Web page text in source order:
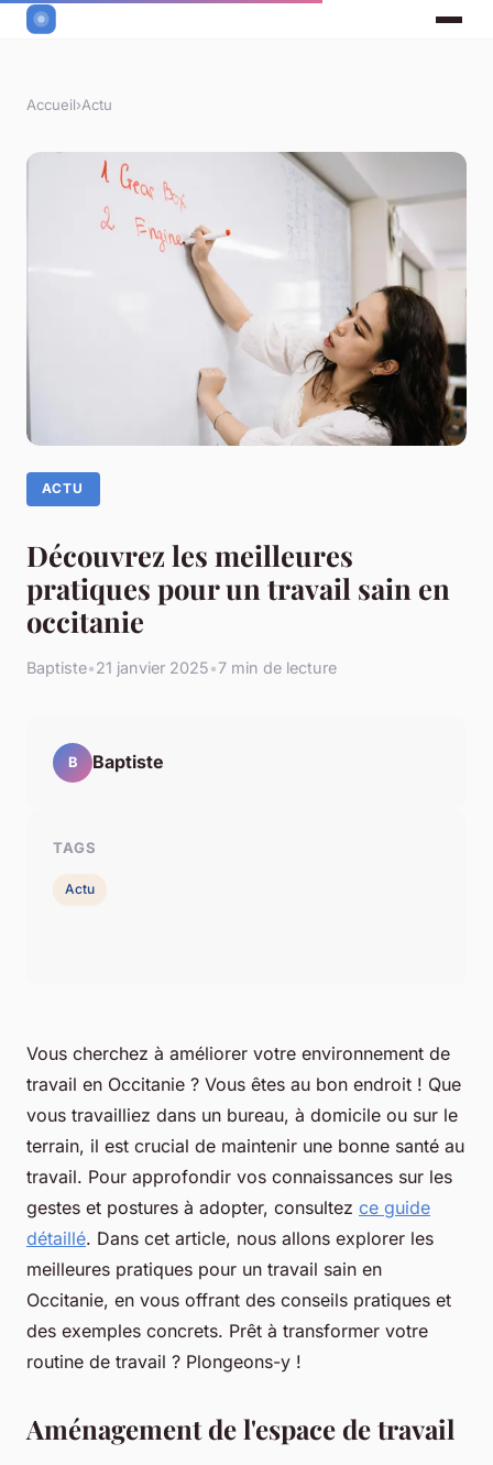
Accueil›Actu
ACTU
Découvrez les meilleures
pratiques pour un travail sain en
occitanie
Baptiste•21 janvier 2025•7 min de lecture
Vous cherchez à améliorer votre environnement de
travail en Occitanie ? Vous êtes au bon endroit ! Que
vous travailliez dans un bureau, à domicile ou sur le
terrain, il est crucial de maintenir une bonne santé au
travail. Pour approfondir vos connaissances sur les
gestes et postures à adopter, consultez ce guide
détaillé. Dans cet article, nous allons explorer les
meilleures pratiques pour un travail sain en
Occitanie, en vous offrant des conseils pratiques et
des exemples concrets. Prêt à transformer votre
routine de travail ? Plongeons-y !
Aménagement de l'espace de travail
B Baptiste
TAGS
Actu